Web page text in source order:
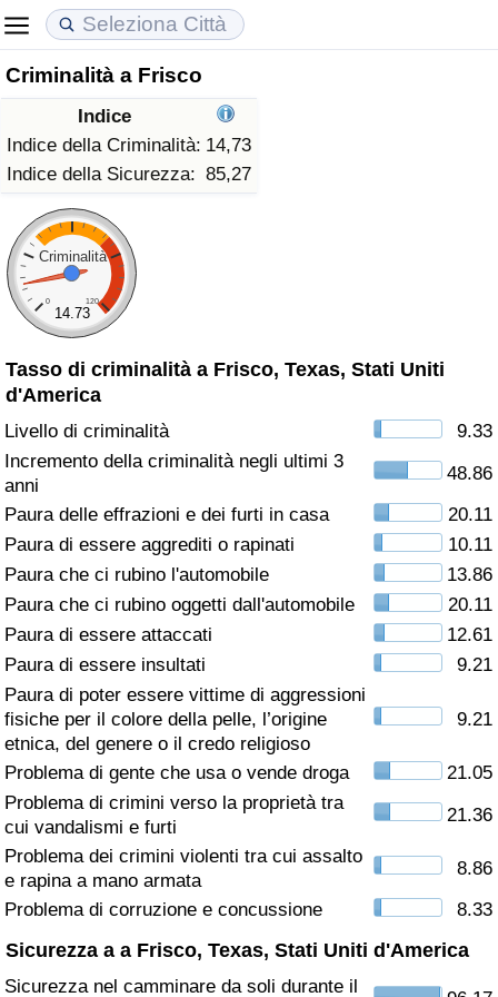
Criminalità a Frisco
Indice
Indice della Criminalità: 14,73
Indice della Sicurezza: 85,27
Criminalità
0 120
14.73
Tasso di criminalità a Frisco, Texas, Stati Uniti
d'America
Livello di criminalità
9.33
Incremento della criminalità negli ultimi 3
anni
48.86
Paura delle effrazioni e dei furti in casa
20.11
Paura di essere aggrediti o rapinati
10.11
Paura che ci rubino l'automobile
13.86
Paura che ci rubino oggetti dall'automobile
20.11
Paura di essere attaccati
12.61
Paura di essere insultati
9.21
Paura di poter essere vittime di aggressioni
fisiche per il colore della pelle, l’origine
etnica, del genere o il credo religioso
9.21
Problema di gente che usa o vende droga
21.05
Problema di crimini verso la proprietà tra
cui vandalismi e furti
21.36
Problema dei crimini violenti tra cui assalto
e rapina a mano armata
8.86
Problema di corruzione e concussione
8.33
Sicurezza a a Frisco, Texas, Stati Uniti d'America
Sicurezza nel camminare da soli durante il
Costo della vita
Indice Del Costo Della Vita (corrente)
Indice Del Costo Della Vita
Indice del Costo della Vita per Nazione
ad Aqaba
Prezzi degli immobili
Indice del Prezzo delle Case (Corrente)
Indice del Prezzo delle Case
Indice del Prezzo delle Case per Nazione
Qualità della Vita
Indice della Qualità della Vita
Indice della Qualità della Vita (Corrente)
Indice della qualità della vita per Paese
Criminalità
Indice del Tasso di Criminalità (Corrente)
Indice della Criminalità
Indice di criminalità per paese
Assistenza Sanitaria
Indice dell’Assistenza Sanitaria (Corrente)
Indice dell’Assistenza Sanitaria per
Nazione
Inquinamento
Indice dell’Inquinamento (Corrente)
Indice di inquinamento
Indice dell’Inquinamento per Nazione